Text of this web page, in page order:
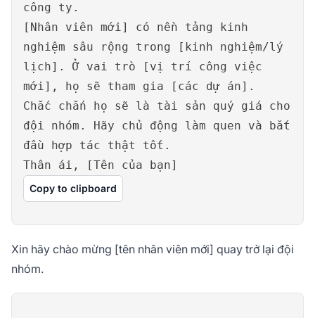
công ty.
[Nhân viên mới] có nền tảng kinh
nghiệm sâu rộng trong [kinh nghiệm/lý
lịch]. Ở vai trò [vị trí công việc
mới], họ sẽ tham gia [các dự án].
Chắc chắn họ sẽ là tài sản quý giá cho
đội nhóm. Hãy chủ động làm quen và bắt
đầu hợp tác thật tốt.
Thân ái, [Tên của bạn]
Copy to clipboard
Xin hãy chào mừng [tên nhân viên mới] quay trở lại đội
nhóm.